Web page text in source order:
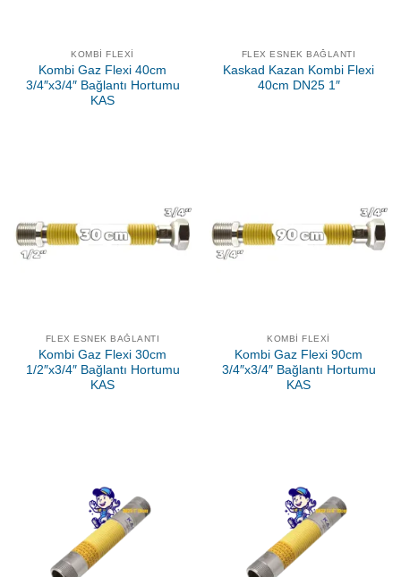
KOMBI FLEXI
Kombi Gaz Flexi 40cm
3/4″x3/4″ Bağlantı Hortumu
KAS
FLEX ESNEK BAĞLANTI
Kaskad Kazan Kombi Flexi
40cm DN25 1″
FLEX ESNEK BAĞLANTI
Kombi Gaz Flexi 30cm
1/2″x3/4″ Bağlantı Hortumu
KAS
KOMBI FLEXI
Kombi Gaz Flexi 90cm
3/4″x3/4″ Bağlantı Hortumu
KAS